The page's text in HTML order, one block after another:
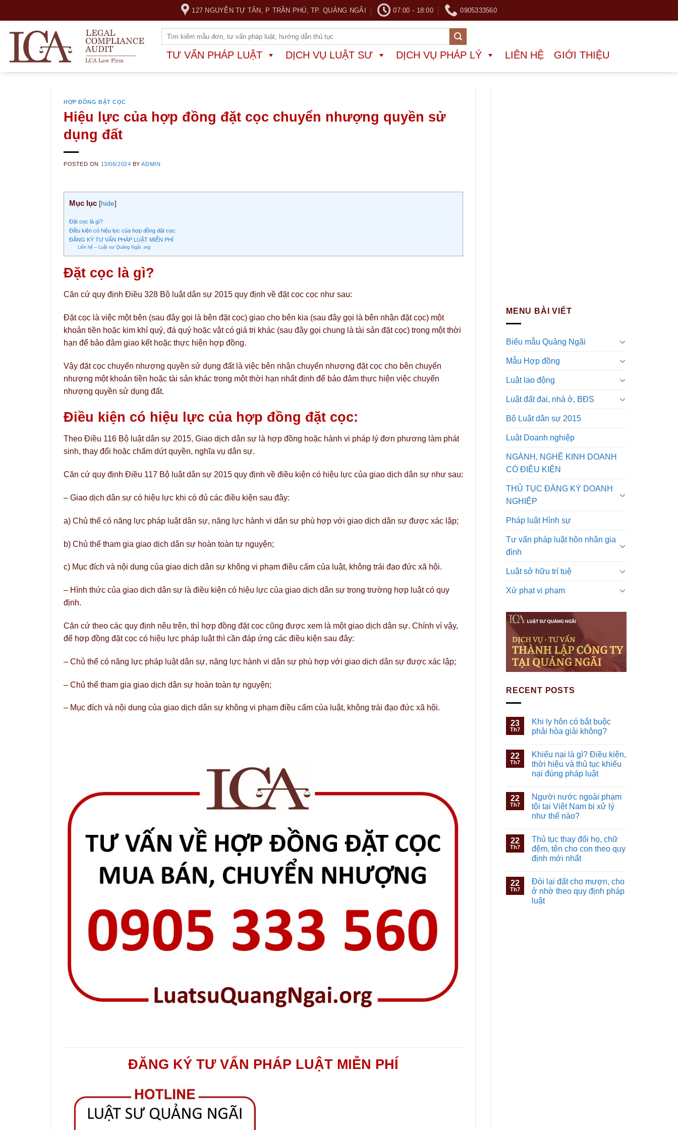
content
127 NGUYỄN TỰ TÂN, P TRẦN PHÚ, TP. QUẢNG NGÃI 07:00 - 18:00 0905333560
TƯ VẤN PHÁP LUẬT DỊCH VỤ LUẬT SƯ DỊCH VỤ PHÁP LÝ LIÊN HỆ GIỚI THIỆU
HỢP ĐỒNG ĐẶT CỌC
Hiệu lực của hợp đồng đặt cọc chuyển nhượng quyền sử
dụng đất
POSTED ON 13/06/2024 BYADMIN
Mục lục [hide]
Đặt cọc là gì?
Điều kiện có hiệu lực của hợp đồng đặt cọc:
ĐĂNG KÝ TƯ VẤN PHÁP LUẬT MIỄN PHÍ
Liên hệ – Luật sư Quảng Ngãi .org
Đặt cọc là gì?
Căn cứ quy định Điều 328 Bộ luật dân sự 2015 quy định về đặt cọc cọc như sau:
Đặt cọc là việc một bên (sau đây gọi là bên đặt cọc) giao cho bên kia (sau đây gọi là bên nhận đặt cọc) một
khoản tiền hoặc kim khí quý, đá quý hoặc vật có giá trị khác (sau đây gọi chung là tài sản đặt cọc) trong một thời
hạn để bảo đảm giao kết hoặc thực hiện hợp đồng.
Vậy đặt cọc chuyển nhượng quyền sử dụng đất là việc bên nhận chuyển nhượng đặt cọc cho bên chuyển
nhượng một khoản tiền hoặc tài sản khác trong một thời hạn nhất định để bảo đảm thực hiện việc chuyển
nhượng quyền sử dụng đất.
Điều kiện có hiệu lực của hợp đồng đặt cọc:
Theo Điều 116 Bộ luật dân sự 2015, Giao dịch dân sự là hợp đồng hoặc hành vi pháp lý đơn phương làm phát
sinh, thay đổi hoặc chấm dứt quyền, nghĩa vụ dân sự.
Căn cứ quy định Điều 117 Bộ luật dân sự 2015 quy định về điều kiện có hiệu lực của giao dịch dân sự như sau:
– Giao dịch dân sự có hiệu lực khi có đủ các điều kiện sau đây:
a) Chủ thể có năng lực pháp luật dân sự, năng lực hành vi dân sự phù hợp với giao dịch dân sự được xác lập;
b) Chủ thể tham gia giao dịch dân sự hoàn toàn tự nguyện;
c) Mục đích và nội dung của giao dịch dân sự không vi phạm điều cấm của luật, không trái đạo đức xã hội.
– Hình thức của giao dịch dân sự là điều kiện có hiệu lực của giao dịch dân sự trong trường hợp luật có quy
định.
Căn cứ theo các quy định nêu trên, thì hợp đồng đặt cọc cũng được xem là một giao dịch dân sự. Chính vì vậy,
để hợp đồng đặt cọc có hiệu lực pháp luật thì cần đáp ứng các điều kiện sau đây:
– Chủ thể có năng lực pháp luật dân sự, năng lực hành vi dân sự phù hợp với giao dịch dân sự được xác lập;
– Chủ thể tham gia giao dịch dân sự hoàn toàn tự nguyện;
– Mục đích và nội dung của giao dịch dân sự không vi phạm điều cấm của luật, không trái đạo đức xã hội.
ĐĂNG KÝ TƯ VẤN PHÁP LUẬT MIỄN PHÍ
MENU BÀI VIẾT
Biểu mẫu Quảng Ngãi
Mẫu Hợp đồng
Luật lao động
Luật đất đai, nhà ở, BĐS
Bộ Luật dân sự 2015
Luật Doanh nghiệp
NGÀNH, NGHỀ KINH DOANH
CÓ ĐIỀU KIỆN
THỦ TỤC ĐĂNG KÝ DOANH
NGHIỆP
Pháp luật Hình sự
Tư vấn pháp luật hôn nhân gia
đình
Luật sở hữu trí tuệ
Xử phạt vi phạm
RECENT POSTS
23
Th7
Khi ly hôn có bắt buộc
phải hòa giải không?
22
Th7
Khiếu nại là gì? Điều kiện,
thời hiệu và thủ tục khiếu
nại đúng pháp luật
22
Th7
Người nước ngoài phạm
tội tại Việt Nam bị xử lý
như thế nào?
22
Th7
Thủ tục thay đổi họ, chữ
đệm, tên cho con theo quy
định mới nhất
22
Th7
Đòi lại đất cho mượn, cho
ở nhờ theo quy định pháp
luật